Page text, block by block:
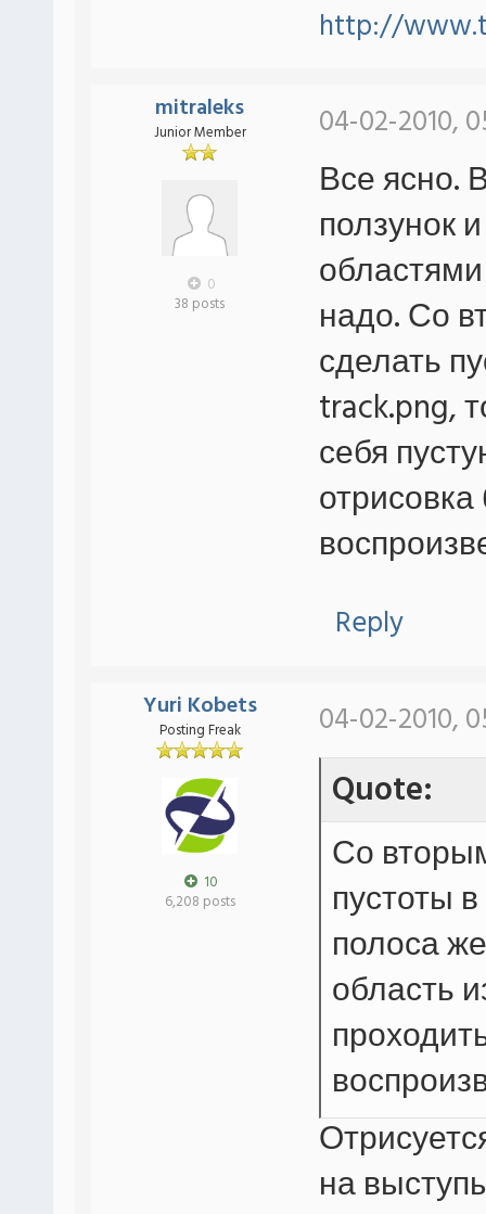
http://
mitraleks
Junior Member
0
38 posts
04-02-2010,
Все ясно.
ползунок
надо. Со
сделать
track.png,
себя
Reply
Yuri Kobets
Posting Freak
10
6,208 posts
04-02-2010,
Quote:
Со
пустоты
полоса
область
на